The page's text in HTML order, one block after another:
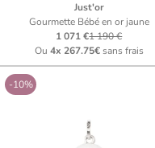
Just'or
Gourmette Bébé en or jaune
1 071 €1 190 €
Ou 4x 267.75€sans frais
-10%